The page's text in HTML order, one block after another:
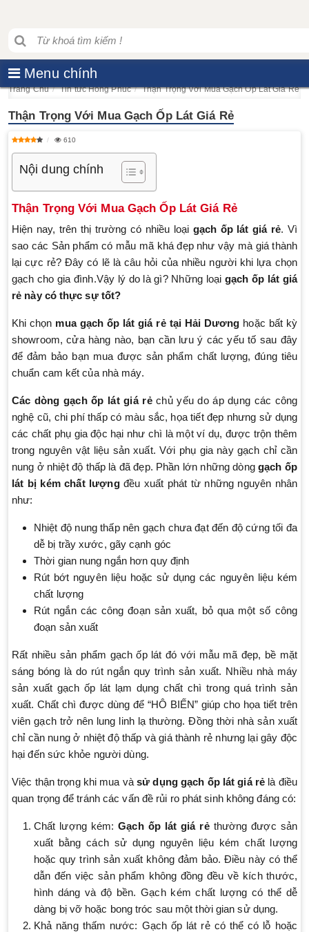
Menu chính
Trang Chủ Tin tức Hồng Phúc Thận Trọng Với Mua Gạch Ốp Lát Giá Rẻ
Thận Trọng Với Mua Gạch Ốp Lát Giá Rẻ
610
Nội dung chính
Thận Trọng Với Mua Gạch Ốp Lát Giá Rẻ
Hiện nay, trên thị trường có nhiều loại gạch ốp lát giá rẻ. Vì
sao các Sản phẩm có mẫu mã khá đẹp như vậy mà giá thành
lại cực rẻ? Đây có lẽ là câu hỏi của nhiều người khi lựa chọn
gạch cho gia đình.Vậy lý do là gì? Những loại gạch ốp lát giá
rẻ này có thực sự tốt?
Khi chọn mua gạch ốp lát giá rẻ tại Hải Dương hoặc bất kỳ
showroom, cửa hàng nào, bạn cần lưu ý các yếu tố sau đây
để đảm bảo bạn mua được sản phẩm chất lượng, đúng tiêu
chuẩn cam kết của nhà máy.
Các dòng gạch ốp lát giá rẻchủ yếu do áp dụng các công
nghệ cũ, chi phí thấp có màu sắc, họa tiết đẹp nhưng sử dụng
các chất phụ gia độc hại như chì là một ví dụ, được trộn thêm
trong nguyên vật liệu sản xuất. Với phụ gia này gạch chỉ cần
nung ở nhiệt độ thấp là đã đẹp. Phần lớn những dònggạch ốp
lát bị kém chất lượngđều xuất phát từ những nguyên nhân
như:
Nhiệt độ nung thấp nên gạch chưa đạt đến độ cứng tối đa
dễ bị trầy xước, gãy cạnh góc
Thời gian nung ngắn hơn quy định
Rút bớt nguyên liệu hoặc sử dụng các nguyên liệu kém
chất lượng
Rút ngắn các công đoạn sản xuất, bỏ qua một số công
đoạn sản xuất
Rất nhiều sản phẩm gạch ốp lát đó với mẫu mã đẹp, bề mặt
sáng bóng là do rút ngắn quy trình sản xuất. Nhiều nhà máy
sản xuất gạch ốp lát lạm dụng chất chì trong quá trình sản
xuất. Chất chì được dùng để “HÔ BIẾN” giúp cho họa tiết trên
viên gạch trở nên lung linh lạ thường. Đồng thời nhà sản xuất
chỉ cần nung ở nhiệt độ thấp và giá thành rẻ nhưng lại gây độc
hại đến sức khỏe người dùng.
Việc thận trọng khi mua vàsử dụng gạch ốp lát giá rẻ là điều
quan trọng để tránh các vấn đề rủi ro phát sinh không đáng có:
Chất lượng kém:Gạch ốp lát giá rẻthường được sản
xuất bằng cách sử dụng nguyên liệu kém chất lượng
hoặc quy trình sản xuất không đảm bảo. Điều này có thể
dẫn đến việc sản phẩm không đồng đều về kích thước,
hình dáng và độ bền. Gạch kém chất lượng có thể dễ
dàng bị vỡ hoặc bong tróc sau một thời gian sử dụng.
Khả năng thấm nước: Gạch ốp lát rẻ có thể có lỗ hoặc